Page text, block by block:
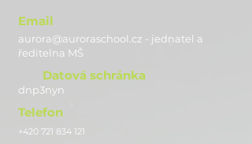
Email
aurora@auroraschool.cz - jednatel a
ředitelna MŠ
Datová schránka
dnp3nyn
Telefon
+420 721 834 121